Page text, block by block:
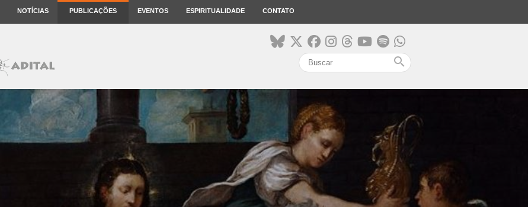
NOTÍCIAS PUBLICAÇÕES EVENTOS ESPIRITUALIDADE CONTATO
search